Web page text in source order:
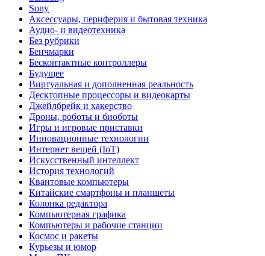
Sony
Аксессуары, периферия и бытовая техника
Аудио- и видеотехника
Без рубрики
Бенчмарки
Бесконтактные контроллеры
Будущее
Виртуальная и дополненная реальность
Десктопные процессоры и видеокарты
Джейлбрейк и хакерство
Дроны, роботы и биоботы
Игры и игровые приставки
Инновационные технологии
Интернет вещей (IoT)
Искусственный интеллект
История технологий
Квантовые компьютеры
Китайские смартфоны и планшеты
Колонка редактора
Компьютерная графика
Компьютеры и рабочие станции
Космос и ракеты
Курьезы и юмор